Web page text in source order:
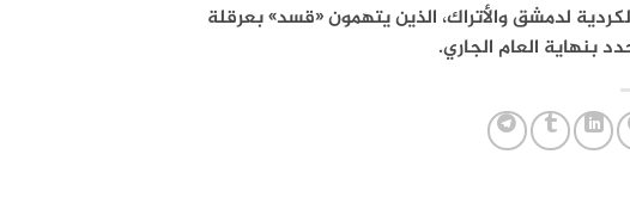
لدمشق والأتراك، الذين يتهمون «قسد» بعرقلة
بنهاية العام الجاري.